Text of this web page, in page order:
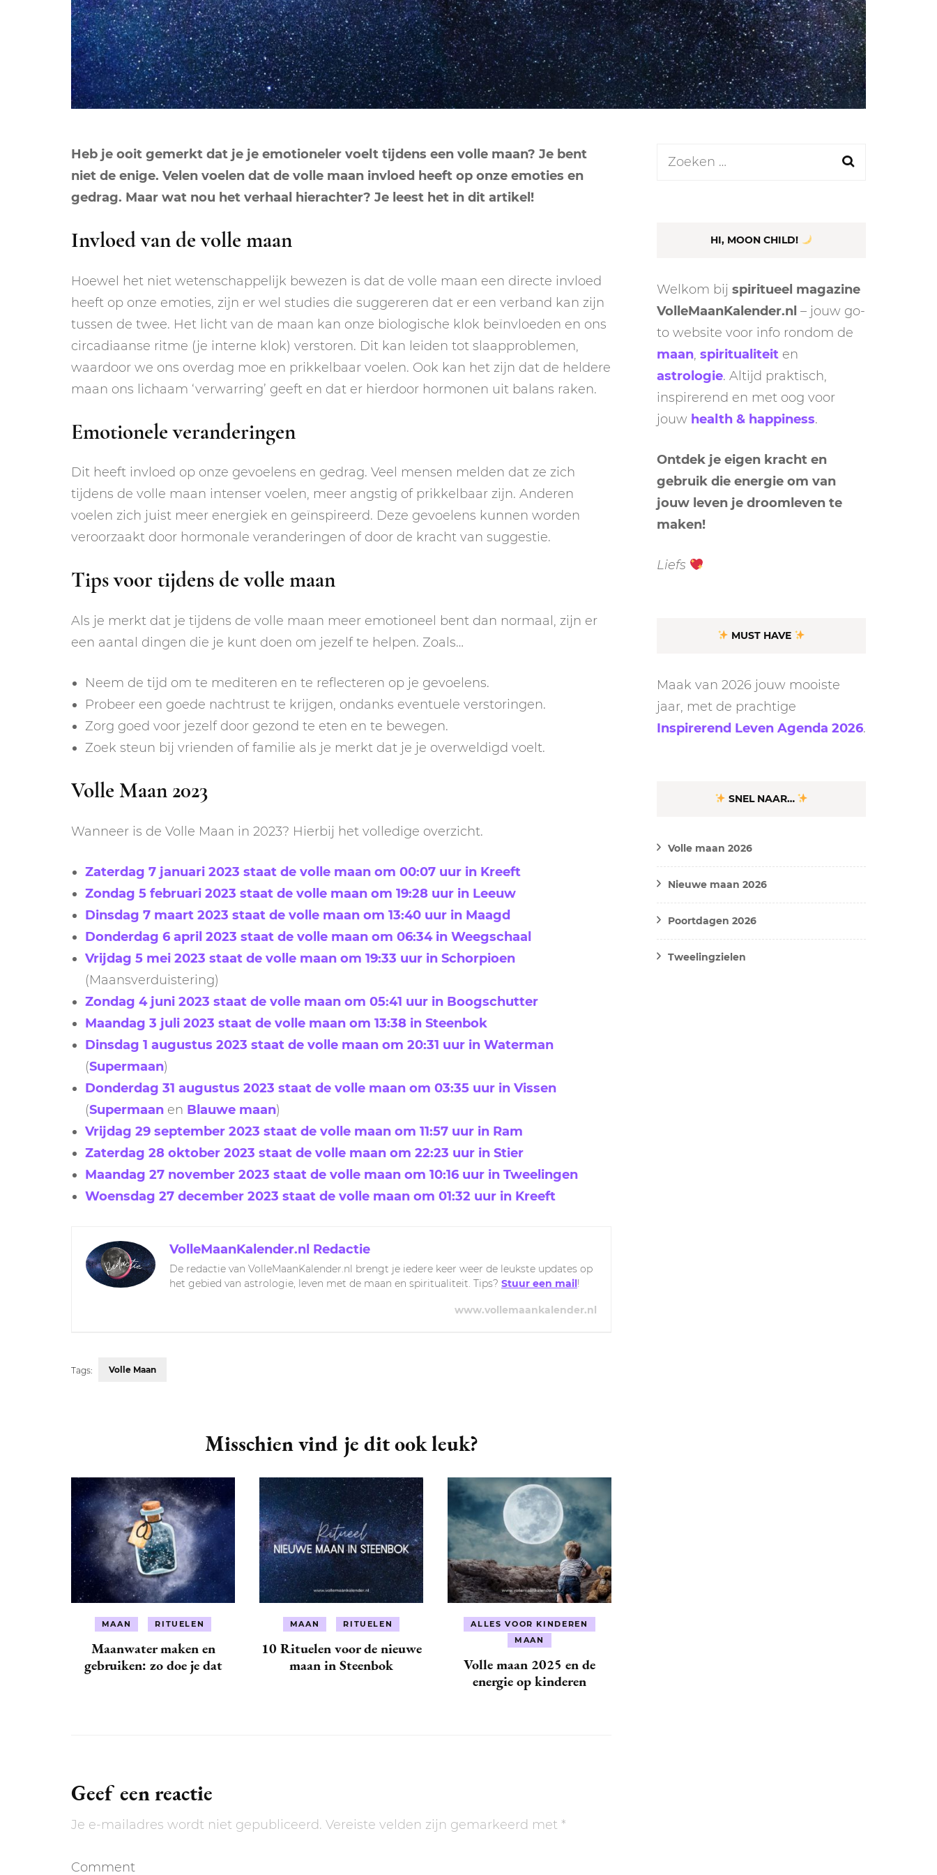
NEGENDE HUIS
TIENDE HUIS
ELFDE HUIS
NEPTUNUS
PLUTO
CHIRON
ORAKEL
RITUELEN
NIEUWE MAAN
RITUELEN
MERCURIUS
RETROGRADE RITUEEL
SPIRIT ANIMALS
Heb je ooit gemerkt dat je je emotioneler voelt tijdens een volle maan? Je bent
niet de enige. Velen voelen dat de volle maan invloed heeft op onze emoties en
gedrag. Maar wat nou het verhaal hierachter? Je leest het in dit artikel!
Invloed van de volle maan
Hoewel het niet wetenschappelijk bewezen is dat de volle maan een directe invloed
heeft op onze emoties, zijn er wel studies die suggereren dat er een verband kan zijn
tussen de twee. Het licht van de maan kan onze biologische klok beïnvloeden en ons
circadiaanse ritme (je interne klok) verstoren. Dit kan leiden tot slaapproblemen,
waardoor we ons overdag moe en prikkelbaar voelen. Ook kan het zijn dat de heldere
maan ons lichaam ‘verwarring’ geeft en dat er hierdoor hormonen uit balans raken.
Emotionele veranderingen
Dit heeft invloed op onze gevoelens en gedrag. Veel mensen melden dat ze zich
tijdens de volle maan intenser voelen, meer angstig of prikkelbaar zijn. Anderen
voelen zich juist meer energiek en geïnspireerd. Deze gevoelens kunnen worden
veroorzaakt door hormonale veranderingen of door de kracht van suggestie.
Tips voor tijdens de volle maan
Als je merkt dat je tijdens de volle maan meer emotioneel bent dan normaal, zijn er
een aantal dingen die je kunt doen om jezelf te helpen. Zoals…
Neem de tijd om te mediteren en te reflecteren op je gevoelens.
Probeer een goede nachtrust te krijgen, ondanks eventuele verstoringen.
Zorg goed voor jezelf door gezond te eten en te bewegen.
Zoek steun bij vrienden of familie als je merkt dat je je overweldigd voelt.
Volle Maan 2023
Wanneer is de Volle Maan in 2023? Hierbij het volledige overzicht.
Zaterdag 7 januari 2023 staat de volle maan om 00:07 uur in Kreeft
Zondag 5 februari 2023 staat de volle maan om 19:28 uur in Leeuw
Dinsdag 7 maart 2023 staat de volle maan om 13:40 uur in Maagd
Donderdag 6 april 2023 staat de volle maan om 06:34 in Weegschaal
Vrijdag 5 mei 2023 staat de volle maan om 19:33 uur in Schorpioen
(Maansverduistering)
Zondag 4 juni 2023 staat de volle maan om 05:41 uur in Boogschutter
Maandag 3 juli 2023 staat de volle maan om 13:38 in Steenbok
Dinsdag 1 augustus 2023 staat de volle maan om 20:31 uur in Waterman
(Supermaan)
Donderdag 31 augustus 2023 staat de volle maan om 03:35 uur in Vissen
(Supermaan en Blauwe maan)
Vrijdag 29 september 2023 staat de volle maan om 11:57 uur in Ram
Zaterdag 28 oktober 2023 staat de volle maan om 22:23 uur in Stier
Maandag 27 november 2023 staat de volle maan om 10:16 uur in Tweelingen
Woensdag 27 december 2023 staat de volle maan om 01:32 uur in Kreeft
VolleMaanKalender.nl Redactie
De redactie van VolleMaanKalender.nl brengt je iedere keer weer de leukste updates op
het gebied van astrologie, leven met de maan en spiritualiteit. Tips? Stuur een mail!
www.vollemaankalender.nl
Tags: Volle Maan
Misschien vind je dit ook leuk?
MAAN RITUELEN
Maanwater maken en
gebruiken: zo doe je dat
MAAN RITUELEN
10 Rituelen voor de nieuwe
maan in Steenbok
ALLES VOOR KINDEREN
MAAN
Volle maan 2025 en de
energie op kinderen
Geef een reactie
Je e-mailadres wordt niet gepubliceerd. Vereiste velden zijn gemarkeerd met *
Comment
Zoeken
HI, MOON CHILD!
Welkom bij spiritueel magazine
VolleMaanKalender.nl – jouw go-
to website voor info rondom de
maan, spiritualiteit en
astrologie. Altijd praktisch,
inspirerend en met oog voor
jouw health & happiness.
Ontdek je eigen kracht en
gebruik die energie om van
jouw leven je droomleven te
maken!
Liefs
MUST HAVE
Maak van 2026 jouw mooiste
jaar, met de prachtige
Inspirerend Leven Agenda 2026.
SNEL NAAR…
Volle maan 2026
Nieuwe maan 2026
Poortdagen 2026
Tweelingzielen